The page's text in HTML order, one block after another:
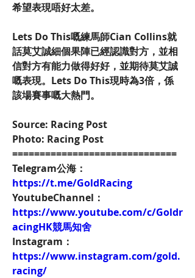
希望表現唔好太差。
Lets Do This嘅練馬師Cian Collins就
話莫艾誠細個果陣已經認識對方，並相
信對方有能力做得好好，並期待莫艾誠
嘅表現。Lets Do This現時為3倍，係
該場賽事嘅大熱門。
Source: Racing Post
Photo: Racing Post
==============================
Telegram公海：
https://t.me/GoldRacing
YoutubeChannel：
https://www.youtube.com/c/Goldr
acingHK競馬知舍
Instagram：
https://www.instagram.com/gold.
racing/